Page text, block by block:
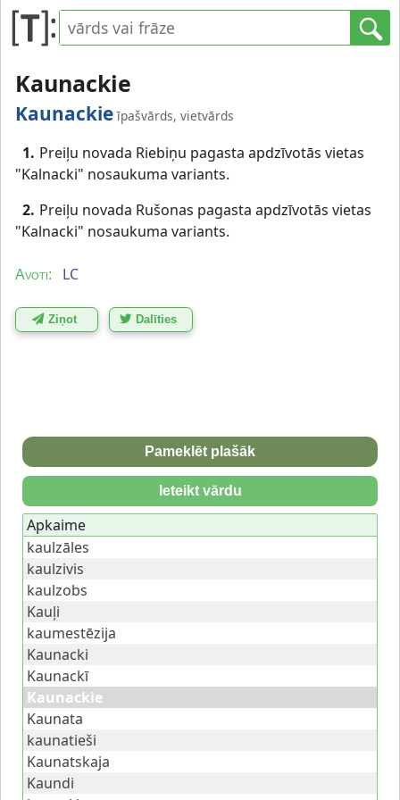
Kaunackie
Kaunackie īpašvārds, vietvārds
1. Preiļu novada Riebiņu pagasta apdzīvotās vietas
"Kalnacki" nosaukuma variants.
2. Preiļu novada Rušonas pagasta apdzīvotās vietas
"Kalnacki" nosaukuma variants.
Avoti: LC
Ziņot Dalīties
Pameklēt plašāk
Ieteikt vārdu
Apkaime
kaulzāles
kaulzivis
kaulzobs
Kauļi
kaumestēzija
Kaunacki
Kaunackī
Kaunackie
Kaunata
kaunatieši
Kaunatskaja
Kaundi